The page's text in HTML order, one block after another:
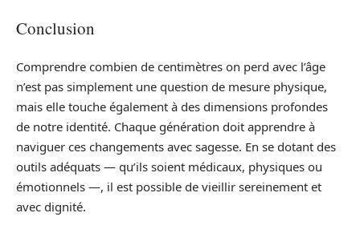
Conclusion
Comprendre combien de centimètres on perd avec l’âge
n’est pas simplement une question de mesure physique,
mais elle touche également à des dimensions profondes
de notre identité. Chaque génération doit apprendre à
naviguer ces changements avec sagesse. En se dotant des
outils adéquats — qu’ils soient médicaux, physiques ou
émotionnels —, il est possible de vieillir sereinement et
avec dignité.